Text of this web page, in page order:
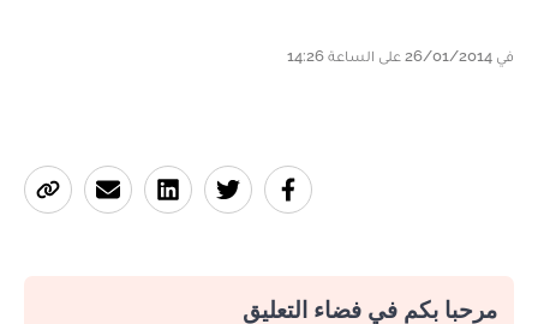
في 26/01/2014 على الساعة 14:26
مرحبا بكم في فضاء التعليق